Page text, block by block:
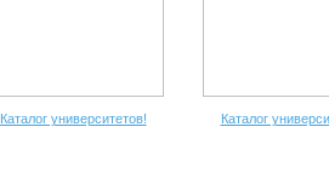
Каталог университетов! Каталог